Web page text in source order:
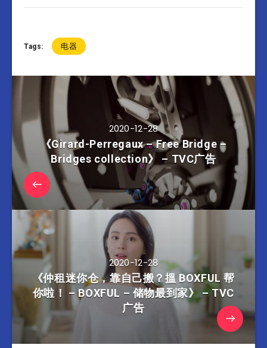
Tags: 电器
2020-12-28
《Girard-Perregaux – Free Bridge –
Bridges collection》 – TVC广告
2020-12-28
《仲租迷你仓，靠自己搬？搵 BOXFUL 帮
你啦！ – BOXFUL – 储物最到家》 – TVC
广告